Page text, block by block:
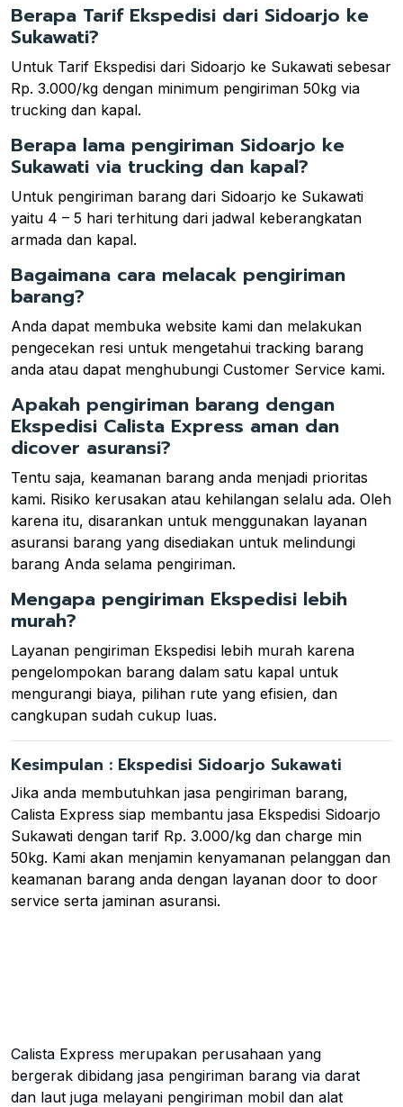
Berapa Tarif Ekspedisi dari Sidoarjo ke
Sukawati?
Untuk Tarif Ekspedisi dari Sidoarjo ke Sukawati sebesar
Rp. 3.000/kg dengan minimum pengiriman 50kg via
trucking dan kapal.
Berapa lama pengiriman Sidoarjo ke
Sukawati via trucking dan kapal?
Untuk pengiriman barang dari Sidoarjo ke Sukawati
yaitu 4 – 5 hari terhitung dari jadwal keberangkatan
armada dan kapal.
Bagaimana cara melacak pengiriman
barang?
Anda dapat membuka website kami dan melakukan
pengecekan resi untuk mengetahui tracking barang
anda atau dapat menghubungi Customer Service kami.
Apakah pengiriman barang dengan
Ekspedisi Calista Express aman dan
dicover asuransi?
Tentu saja, keamanan barang anda menjadi prioritas
kami. Risiko kerusakan atau kehilangan selalu ada. Oleh
karena itu, disarankan untuk menggunakan layanan
asuransi barang yang disediakan untuk melindungi
barang Anda selama pengiriman.
Mengapa pengiriman Ekspedisi lebih
murah?
Layanan pengiriman Ekspedisi lebih murah karena
pengelompokan barang dalam satu kapal untuk
mengurangi biaya, pilihan rute yang efisien, dan
cangkupan sudah cukup luas.
Kesimpulan : Ekspedisi Sidoarjo Sukawati
Jika anda membutuhkan jasa pengiriman barang,
Calista Express siap membantu jasa Ekspedisi Sidoarjo
Sukawati dengan tarif Rp. 3.000/kg dan charge min
50kg. Kami akan menjamin kenyamanan pelanggan dan
keamanan barang anda dengan layanan door to door
service serta jaminan asuransi.
Calista Express merupakan perusahaan yang
bergerak dibidang jasa pengiriman barang via darat
dan laut juga melayani pengiriman mobil dan alat